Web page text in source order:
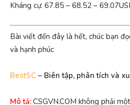
Kháng cự: 67.85 – 68.52 –
Bài viết đến đây là hết, chúc bạn
và hạnh phúc
BestSC – Biên tập, phân tích và
Mô tả: CSGVN.COM không phải